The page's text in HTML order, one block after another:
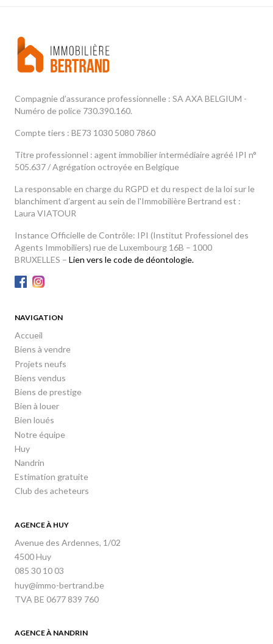
Compagnie d’assurance professionnelle : SA AXA BELGIUM -
Numéro de police 730.390.160.
Compte tiers : BE73 1030 5080 7860
Titre professionnel : agent immobilier intermédiaire agréé IPI n°
505.637 / Agrégation octroyée en Belgique
La responsable en charge du RGPD et du respect de la loi sur le
blanchiment d’argent au sein de l'Immobilière Bertrand est :
Laura VIATOUR
Instance Officielle de Contrôle: IPI (Institut Professionel des
Agents Immobiliers) rue de Luxembourg 16B – 1000
BRUXELLES – Lien vers le code de déontologie.
NAVIGATION
Accueil
Biens à vendre
Projets neufs
Biens vendus
Biens de prestige
Bien à louer
Bien loués
Notre équipe
Huy
Nandrin
Estimation gratuite
Club des acheteurs
AGENCE À HUY
Avenue des Ardennes, 1/02
4500 Huy
085 30 10 03
huy@immo-bertrand.be
TVA BE 0677 839 760
AGENCE À NANDRIN